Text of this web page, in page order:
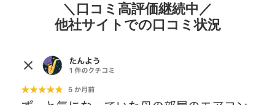
＼口コミ高評価継続中／
他社サイトでの口コミ状況